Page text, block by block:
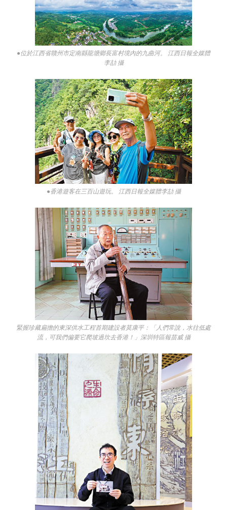
●位於江西省贛州市定南縣龍塘鄉長富村境內的九曲河。 江西日報全媒體
李劼 攝
●香港遊客在三百山遊玩。 江西日報全媒體李劼 攝
緊握珍藏扁擔的東深供水工程首期建設者莫康平：「人們常說，水往低處
流，可我們偏要它爬坡過坎去香港！」深圳特區報苗威 攝